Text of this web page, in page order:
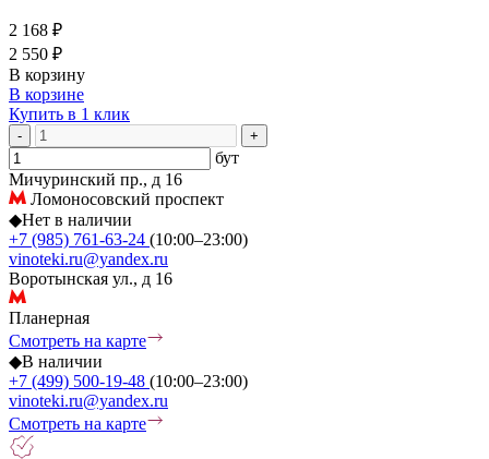
2 168 ₽
2 550 ₽
В корзину
В корзине
Купить в 1 клик
- +
бут
Мичуринский пр., д 16
Ломоносовский проспект
◆Нет в наличии
+7 (985) 761-63-24 (10:00–23:00)
vinoteki.ru@yandex.ru
Воротынская ул., д 16
Планерная
Смотреть на карте
◆В наличии
+7 (499) 500-19-48 (10:00–23:00)
vinoteki.ru@yandex.ru
Смотреть на карте